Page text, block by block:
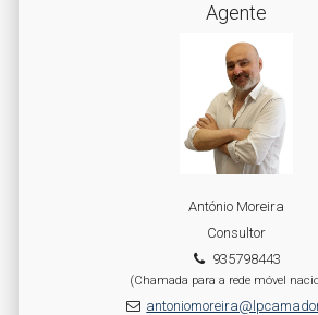
Agente
António Moreira
Consultor
935798443
(Chamada para a rede móvel